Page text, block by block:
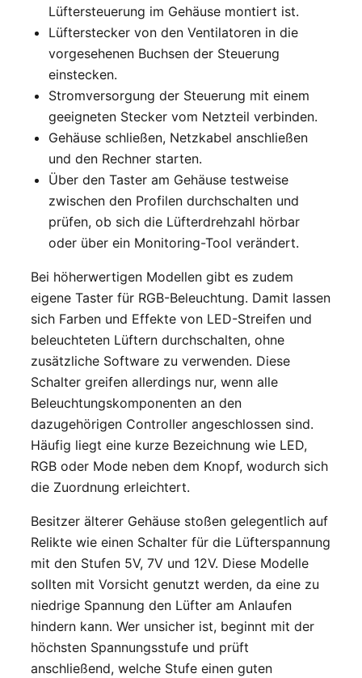
Lüftersteuerung im Gehäuse montiert ist.
Lüfterstecker von den Ventilatoren in die
vorgesehenen Buchsen der Steuerung
einstecken.
Stromversorgung der Steuerung mit einem
geeigneten Stecker vom Netzteil verbinden.
Gehäuse schließen, Netzkabel anschließen
und den Rechner starten.
Über den Taster am Gehäuse testweise
zwischen den Profilen durchschalten und
prüfen, ob sich die Lüfterdrehzahl hörbar
oder über ein Monitoring-Tool verändert.
Bei höherwertigen Modellen gibt es zudem
eigene Taster für RGB-Beleuchtung. Damit lassen
sich Farben und Effekte von LED-Streifen und
beleuchteten Lüftern durchschalten, ohne
zusätzliche Software zu verwenden. Diese
Schalter greifen allerdings nur, wenn alle
Beleuchtungskomponenten an den
dazugehörigen Controller angeschlossen sind.
Häufig liegt eine kurze Bezeichnung wie LED,
RGB oder Mode neben dem Knopf, wodurch sich
die Zuordnung erleichtert.
Besitzer älterer Gehäuse stoßen gelegentlich auf
Relikte wie einen Schalter für die Lüfterspannung
mit den Stufen 5V, 7V und 12V. Diese Modelle
sollten mit Vorsicht genutzt werden, da eine zu
niedrige Spannung den Lüfter am Anlaufen
hindern kann. Wer unsicher ist, beginnt mit der
höchsten Spannungsstufe und prüft
anschließend, welche Stufe einen guten